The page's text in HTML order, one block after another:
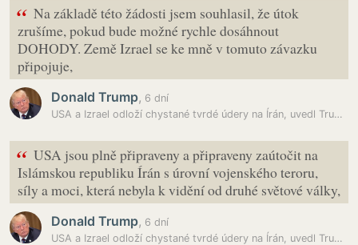
“ Na základě této žádosti jsem souhlasil, že útok
zrušíme, pokud bude možné rychle dosáhnout
DOHODY. Země Izrael se ke mně v tomuto závazku
připojuje,
Donald Trump, 6 dní
USA a Izrael odloží chystané tvrdé údery na Írán, uvedl Trump
“ USA jsou plně připraveny a připraveny zaútočit na
Islámskou republiku Írán s úrovní vojenského teroru,
síly a moci, která nebyla k vidění od druhé světové války,
Donald Trump, 6 dní
USA a Izrael odloží chystané tvrdé údery na Írán, uvedl Trump